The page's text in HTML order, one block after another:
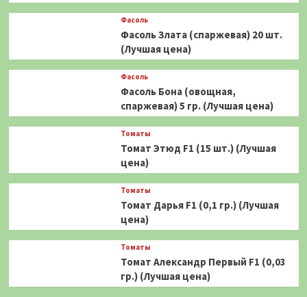
Фасоль
Фасоль Злата (спаржевая) 20 шт.
(Лучшая цена)
Фасоль
Фасоль Бона (овощная,
спаржевая) 5 гр. (Лучшая цена)
Томаты
Томат Этюд F1 (15 шт.) (Лучшая
цена)
Томаты
Томат Дарья F1 (0,1 гр.) (Лучшая
цена)
Томаты
Томат Александр Первый F1 (0,03
гр.) (Лучшая цена)